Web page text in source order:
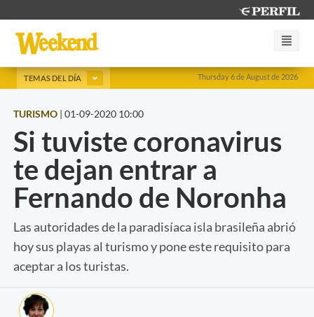
Thursday 6 de August de 2026
TEMAS DEL DÍA
TURISMO | 01-09-2020 10:00
Si tuviste coronavirus
te dejan entrar a
Fernando de Noronha
Las autoridades de la paradisíaca isla brasileña abrió
hoy sus playas al turismo y pone este requisito para
aceptar a los turistas.